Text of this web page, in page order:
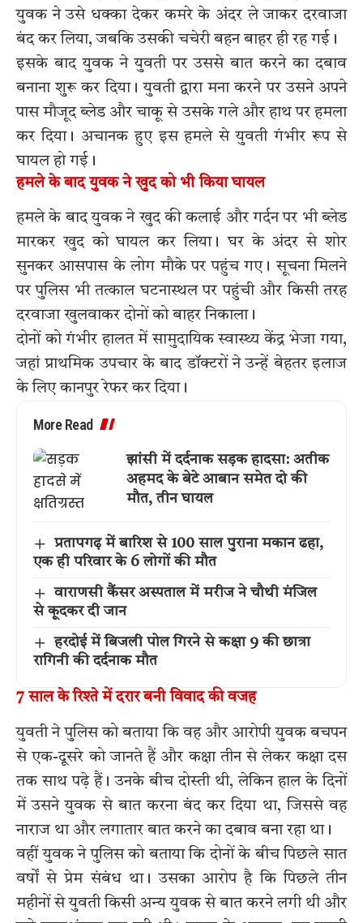
युवक ने उसे धक्का देकर कमरे के अंदर ले जाकर दरवाजा
बंद कर लिया, जबकि उसकी चचेरी बहन बाहर ही रह गई।
इसके बाद युवक ने युवती पर उससे बात करने का दबाव
बनाना शुरू कर दिया। युवती द्वारा मना करने पर उसने अपने
पास मौजूद ब्लेड और चाकू से उसके गले और हाथ पर हमला
कर दिया। अचानक हुए इस हमले से युवती गंभीर रूप से
घायल हो गई।
हमले के बाद युवक ने खुद को भी किया घायल
हमले के बाद युवक ने खुद की कलाई और गर्दन पर भी ब्लेड
मारकर खुद को घायल कर लिया। घर के अंदर से शोर
सुनकर आसपास के लोग मौके पर पहुंच गए। सूचना मिलने
पर पुलिस भी तत्काल घटनास्थल पर पहुंची और किसी तरह
दरवाजा खुलवाकर दोनों को बाहर निकाला।
दोनों को गंभीर हालत में सामुदायिक स्वास्थ्य केंद्र भेजा गया,
जहां प्राथमिक उपचार के बाद डॉक्टरों ने उन्हें बेहतर इलाज
के लिए कानपुर रेफर कर दिया।
More Read
झांसी में दर्दनाक सड़क हादसा: अतीक
अहमद के बेटे आबान समेत दो की
मौत, तीन घायल
प्रतापगढ़ में बारिश से 100 साल पुराना मकान ढहा,
एक ही परिवार के 6 लोगों की मौत
वाराणसी कैंसर अस्पताल में मरीज ने चौथी मंजिल
से कूदकर दी जान
हरदोई में बिजली पोल गिरने से कक्षा 9 की छात्रा
रागिनी की दर्दनाक मौत
7 साल के रिश्ते में दरार बनी विवाद की वजह
युवती ने पुलिस को बताया कि वह और आरोपी युवक बचपन
से एक-दूसरे को जानते हैं और कक्षा तीन से लेकर कक्षा दस
तक साथ पढ़े हैं। उनके बीच दोस्ती थी, लेकिन हाल के दिनों
में उसने युवक से बात करना बंद कर दिया था, जिससे वह
नाराज था और लगातार बात करने का दबाव बना रहा था।
वहीं युवक ने पुलिस को बताया कि दोनों के बीच पिछले सात
वर्षों से प्रेम संबंध था। उसका आरोप है कि पिछले तीन
महीनों से युवती किसी अन्य युवक से बात करने लगी थी और